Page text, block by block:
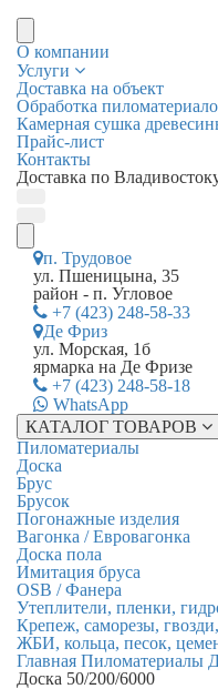
О компании
Услуги
Доставка на объект
Обработка
Камерная сушка
Прайс-лист
Контакты
Доставка по
п. Трудовое
ул. Пшеницына, 35
район - п. Угловое
+7 (423) 248-58-33
Де Фриз
ул. Морская, 1б
ярмарка на Де Фризе
+7 (423) 248-58-18
WhatsApp
КАТАЛОГ ТОВАРОВ
Пиломатериалы
Доска
Брус
Брусок
Погонажные изделия
Вагонка / Евровагонка
Доска пола
Имитация бруса
OSB / Фанера
Утеплители, пленки,
Крепеж, саморезы,
ЖБИ, кольца, песок,
Главная Пиломатериалы
Доска 50/200/6000